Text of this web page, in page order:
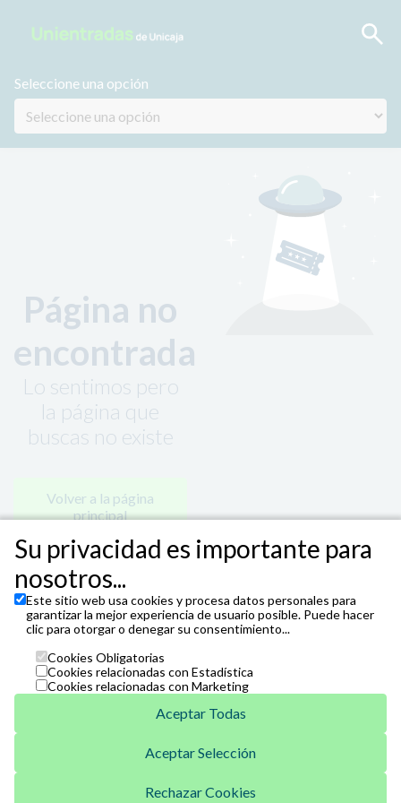
Seleccione una opción
Página no
encontrada
Lo sentimos pero
la página que
buscas no existe
Volver a la página
principal
Venta Telefónica
Su privacidad es importante para
nosotros...
Este sitio web usa cookies y procesa datos personales para
garantizar la mejor experiencia de usuario posible. Puede hacer
clic para otorgar o denegar su consentimiento...
Cookies Obligatorias
Cookies relacionadas con Estadística
Cookies relacionadas con Marketing
Aceptar Todas
Aceptar Selección
Rechazar Cookies